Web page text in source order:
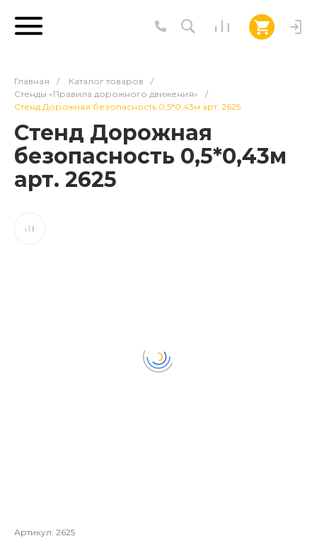
Главная / Каталог товаров
/
Стенды «Правила дорожного движения»
/
Стенд Дорожная безопасность 0,5*0,43м арт. 2625
Стенд Дорожная
безопасность 0,5*0,43м
арт. 2625
Артикул: 2625